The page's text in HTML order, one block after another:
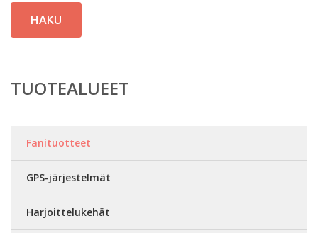
HAKU
TUOTEALUEET
Fanituotteet
GPS-järjestelmät
Harjoittelukehät